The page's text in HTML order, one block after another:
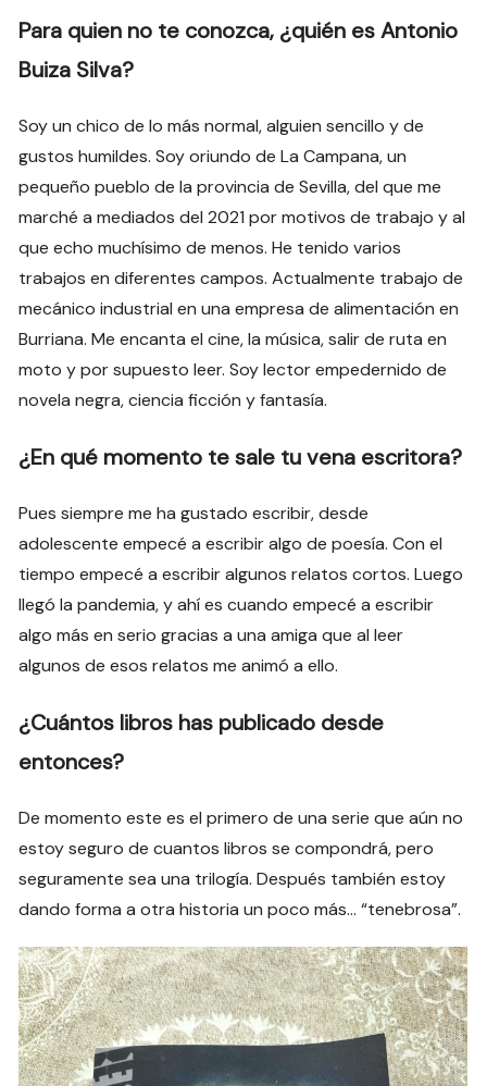
Para quien no te conozca, ¿quién es Antonio
Buiza Silva?
Soy un chico de lo más normal, alguien sencillo y de
gustos humildes. Soy oriundo de La Campana, un
pequeño pueblo de la provincia de Sevilla, del que me
marché a mediados del 2021 por motivos de trabajo y al
que echo muchísimo de menos. He tenido varios
trabajos en diferentes campos. Actualmente trabajo de
mecánico industrial en una empresa de alimentación en
Burriana. Me encanta el cine, la música, salir de ruta en
moto y por supuesto leer. Soy lector empedernido de
novela negra, ciencia ficción y fantasía.
¿En qué momento te sale tu vena escritora?
Pues siempre me ha gustado escribir, desde
adolescente empecé a escribir algo de poesía. Con el
tiempo empecé a escribir algunos relatos cortos. Luego
llegó la pandemia, y ahí es cuando empecé a escribir
algo más en serio gracias a una amiga que al leer
algunos de esos relatos me animó a ello.
¿Cuántos libros has publicado desde
entonces?
De momento este es el primero de una serie que aún no
estoy seguro de cuantos libros se compondrá, pero
seguramente sea una trilogía. Después también estoy
dando forma a otra historia un poco más… “tenebrosa”.